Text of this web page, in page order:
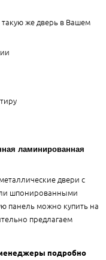
же дверь в Вашем
ламинированная
двери с
шпонированными
панель можно купить на
предлагаем
подробно